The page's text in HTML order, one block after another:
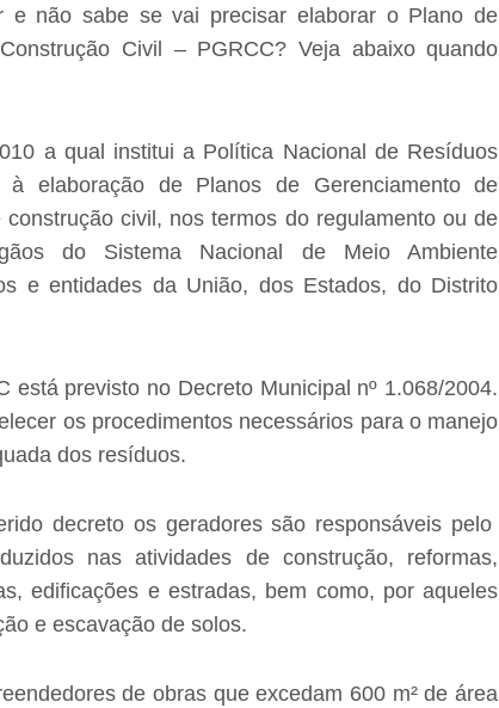
e não sabe se vai precisar elaborar o Plano de
Civil – PGRCC? Veja abaixo quando
a qual institui a Política Nacional de Resíduos
à elaboração de Planos de Gerenciamento de
civil, nos termos do regulamento ou de
do
Sistema Nacional de Meio Ambiente
e entidades da União, dos Estados, do Distrito
está previsto no Decreto Municipal nº 1.068/2004.
os procedimentos necessários para o manejo
dos resíduos.
decreto os geradores são responsáveis pelo
nas atividades de construção, reformas,
edificações e estradas, bem como, por aqueles
e escavação de solos.
de obras que excedam 600 m² de área